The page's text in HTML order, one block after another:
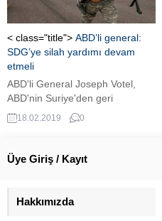
radikalleşen örgütünün, İslâm'la
hiç bir ilgisi yoktur!
< class="title"> ABD’li general:
SDG’ye silah yardımı devam
etmeli
ABD'li General Joseph Votel,
ABD'nin Suriye'den geri
çekilmesine rağmen SDG'ye
silah yardımı yapılması
18.02.2019 0
Üye Giriş / Kayıt
Hakkımızda